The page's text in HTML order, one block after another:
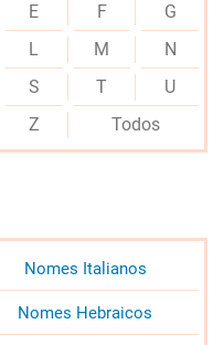
E F
G
L M
N
S T
U
Z Todos
Nomes Italianos
Nomes Hebraicos